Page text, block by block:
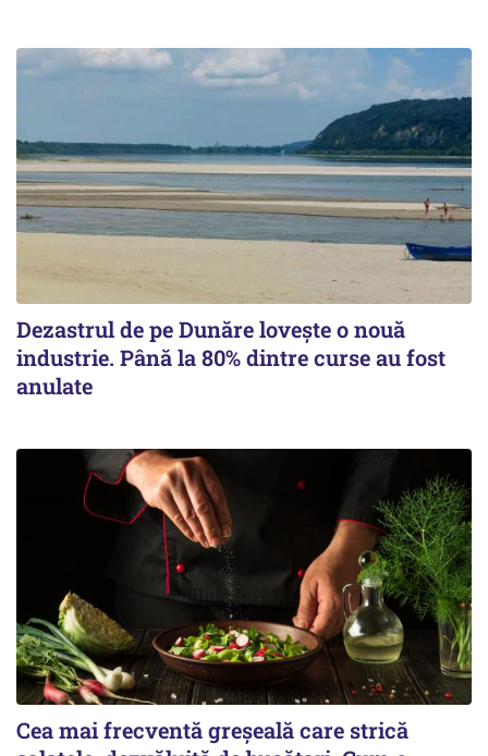
Dezastrul de pe Dunăre lovește o nouă
industrie. Până la 80% dintre curse au fost
anulate
Cea mai frecventă greșeală care strică